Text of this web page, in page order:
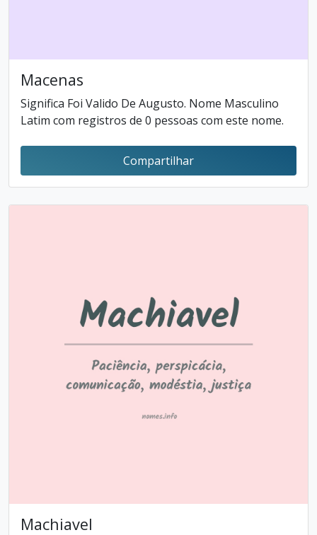
Macenas
Significa Foi Valido De Augusto. Nome Masculino
Latim com registros de 0 pessoas com este nome.
Compartilhar
Machiavel